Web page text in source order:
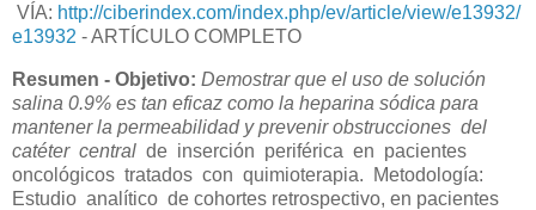
VÍA: http://ciberindex.com/index.php/ev/article/view/e13932/
e13932 - ARTÍCULO COMPLETO
Resumen - Objetivo: Demostrar que el uso de solución
salina 0.9% es tan eficaz como la heparina sódica para
mantener la permeabilidad y prevenir obstrucciones del
catéter central de inserción periférica en pacientes
oncológicos tratados con quimioterapia. Metodología:
Estudio analítico de cohortes retrospectivo, en pacientes